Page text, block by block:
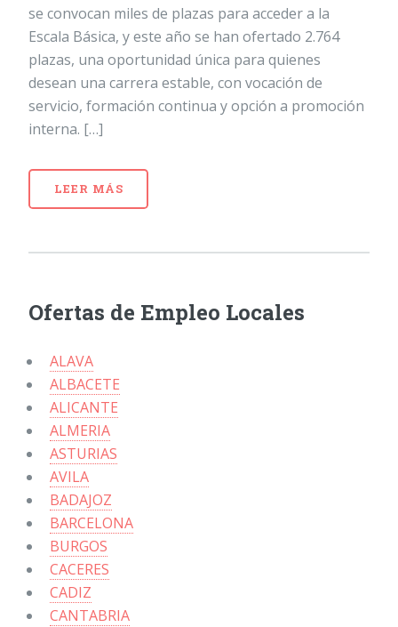
se convocan miles de plazas para acceder a la
Escala Básica, y este año se han ofertado 2.764
plazas, una oportunidad única para quienes
desean una carrera estable, con vocación de
servicio, formación continua y opción a promoción
interna. […]
LEER MÁS
Ofertas de Empleo Locales
ALAVA
ALBACETE
ALICANTE
ALMERIA
ASTURIAS
AVILA
BADAJOZ
BARCELONA
BURGOS
CACERES
CADIZ
CANTABRIA